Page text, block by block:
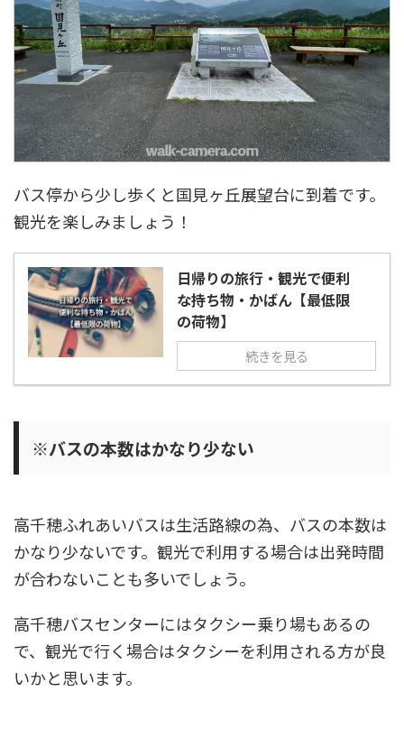
バス停から少し歩くと国見ヶ丘展望台に到着です。
観光を楽しみましょう！
日帰りの旅行・観光で便利
な持ち物・かばん【最低限
の荷物】
続きを見る
※バスの本数はかなり少ない
高千穂ふれあいバスは生活路線の為、バスの本数は
かなり少ないです。観光で利用する場合は出発時間
が合わないことも多いでしょう。
高千穂バスセンターにはタクシー乗り場もあるの
で、観光で行く場合はタクシーを利用される方が良
いかと思います。